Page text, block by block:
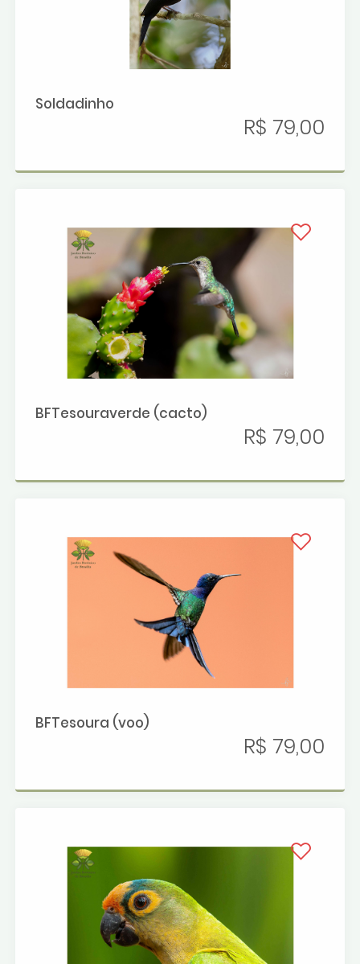
Soldadinho
R$ 79,00
BFTesouraverde (cacto)
R$ 79,00
BFTesoura (voo)
R$ 79,00